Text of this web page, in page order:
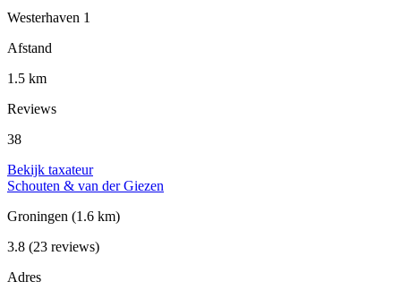
Westerhaven 1
Afstand
1.5 km
Reviews
38
Bekijk taxateur
Schouten & van der Giezen
Groningen (1.6 km)
3.8 (23 reviews)
Adres